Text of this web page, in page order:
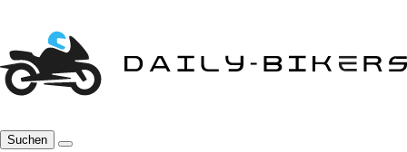
Suchen